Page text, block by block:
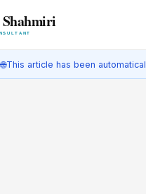
🌐This article has been